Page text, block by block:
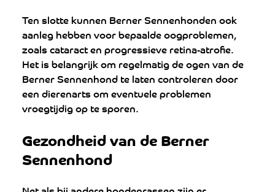
Ten slotte kunnen Berner Sennenhonden ook
aanleg hebben voor bepaalde oogproblemen,
zoals cataract en progressieve retina-atrofie.
Het is belangrijk om regelmatig de ogen van de
Berner Sennenhond te laten controleren door
een dierenarts om eventuele problemen
vroegtijdig op te sporen.
Gezondheid van de Berner
Sennenhond